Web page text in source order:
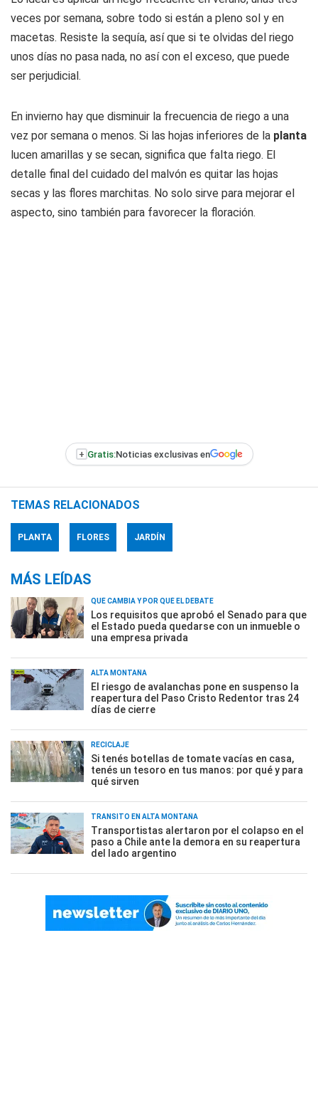
veces por semana, sobre todo si están a pleno sol y en
macetas. Resiste la sequía, así que si te olvidas del riego
unos días no pasa nada, no así con el exceso, que puede
ser perjudicial.
En invierno hay que disminuir la frecuencia de riego a una
vez por semana o menos. Si las hojas inferiores de la planta
lucen amarillas y se secan, significa que falta riego. El
detalle final del cuidado del malvón es quitar las hojas
secas y las flores marchitas. No solo sirve para mejorar el
aspecto, sino también para favorecer la floración.
+ Gratis:Noticias exclusivas en
TEMAS RELACIONADOS
PLANTA FLORES JARDÍN
MÁS LEÍDAS
QUÉ CAMBIA Y POR QUÉ EL DEBATE
Los requisitos que aprobó el Senado para que
el Estado pueda quedarse con un inmueble o
una empresa privada
ALTA MONTAÑA
El riesgo de avalanchas pone en suspenso la
reapertura del Paso Cristo Redentor tras 24
días de cierre
RECICLAJE
Si tenés botellas de tomate vacías en casa,
tenés un tesoro en tus manos: por qué y para
qué sirven
TRÁNSITO EN ALTA MONTAÑA
Transportistas alertaron por el colapso en el
paso a Chile ante la demora en su reapertura
del lado argentino